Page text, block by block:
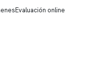
Evaluación online